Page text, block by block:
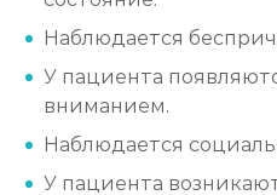
Наблюдается
У пациента
вниманием.
Наблюдается
У пациента